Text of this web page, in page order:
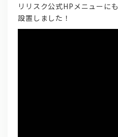
リリスク公式HPメニューにも
設置しました！